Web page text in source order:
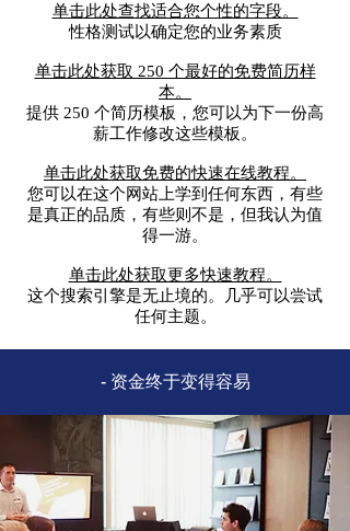
单击此处查找适合您个性的字段。
性格测试以确定您的业务素质
单击此处获取 250 个最好的免费简历样
本。
提供 250 个简历模板，您可以为下一份高
薪工作修改这些模板。
单击此处获取免费的快速在线教程。
您可以在这个网站上学到任何东西，有些
是真正的品质，有些则不是，但我认为值
得一游。
单击此处获取更多快速教程。
这个搜索引擎是无止境的。几乎可以尝试
任何主题。
- 资金终于变得容易